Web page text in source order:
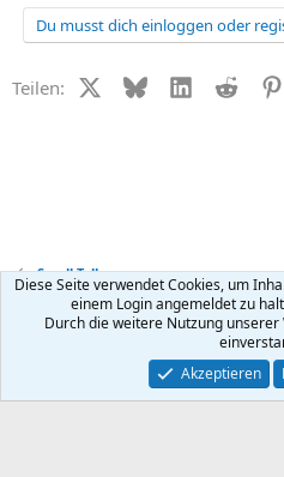
Du musst dich einloggen oder
Teilen: X (Twitter)
BlueskyLinkedIn
Reddit
Small Talk
Kontakt Nutzungsbedingungen
Community platform by XenForo ® © 2010-
Diese Seite verwendet Cookies, um
einem Login angemeldet zu
Durch die weitere Nutzung
Akzeptieren